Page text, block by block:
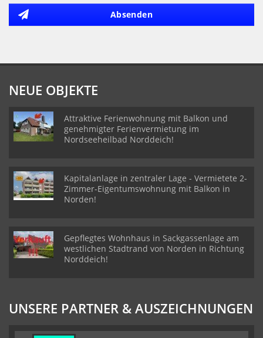
Absenden
NEUE OBJEKTE
Attraktive Ferienwohnung mit Balkon und
genehmigter Ferienvermietung im
Nordseeheilbad Norddeich!
Kapitalanlage in zentraler Lage - Vermietete 2-
Zimmer-Eigentumswohnung mit Balkon in
Norden!
Gepflegtes Wohnhaus in Sackgassenlage am
westlichen Stadtrand von Norden in Richtung
Norddeich!
UNSERE PARTNER & AUSZEICHNUNGEN